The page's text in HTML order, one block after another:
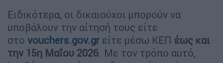
Ειδικότερα, οι δικαιούχοι μπορούν να
υποβάλουν την αίτησή τους είτε
στο vouchers.gov.gr είτε μέσω ΚΕΠ έως και
την 15η Μαΐου 2026. Με τον τρόπο αυτό,